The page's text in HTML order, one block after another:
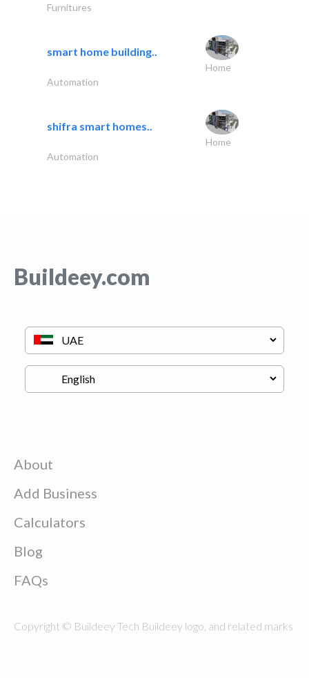
Furnitures
smart home building..
Home
Automation
shifra smart homes..
Home
Automation
Buildeey.com
About
Add Business
Calculators
Blog
FAQs
Copyright © Buildeey Tech Buildeey logo, and related marks